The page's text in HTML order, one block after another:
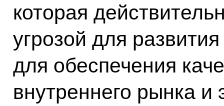
которая
угрозой для
для обеспечения
внутреннего рынка и